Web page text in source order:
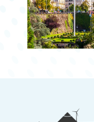
Informationen